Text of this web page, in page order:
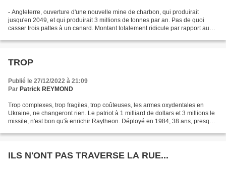
- Angleterre, ouverture d'une nouvelle mine de charbon, qui produirait
jusqu'en 2049, et qui produirait 3 millions de tonnes par an. Pas de quoi
casser trois pattes à un canard. Montant totalement ridicule par rapport au
TROP
Publié le 27/12/2022 à 21:09
Par Patrick REYMOND
Trop complexes, trop fragiles, trop coûteuses, les armes oxydentales en
Ukraine, ne changeront rien. Le patriot à 1 milliard de dollars et 3 millions le
missile, n'est bon qu'à enrichir Raytheon. Déployé en 1984, 38 ans, presque
ILS N'ONT PAS TRAVERSE LA RUE...